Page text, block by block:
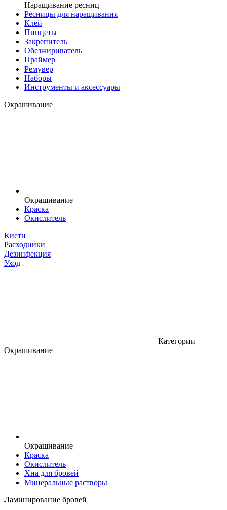
Наращивание ресниц
Ресницы для наращивания
Клей
Пинцеты
Закрепитель
Обезжириватель
Праймер
Ремувер
Наборы
Инструменты и аксессуары
Окрашивание
Окрашивание
Краска
Окислитель
Кисти
Расходники
Дезинфекция
Уход
Категории
Окрашивание
Окрашивание
Краска
Окислитель
Хна для бровей
Минеральные растворы
Ламинирование бровей